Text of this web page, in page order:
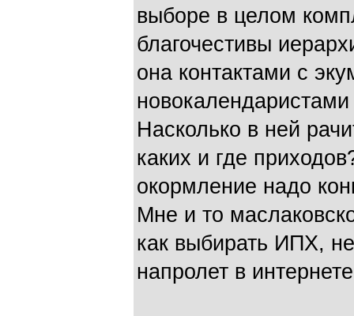
выборе в целом
благочестивы
она контактами с
Насколько в ней
каких и где
окормление надо
Мне и то
как выбирать ИПХ,
напролет в